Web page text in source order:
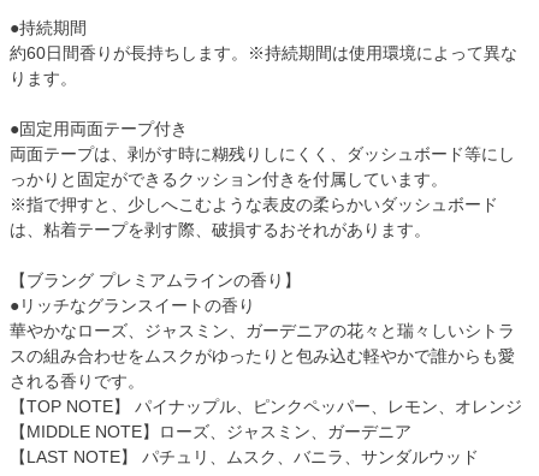
●持続期間
約60日間香りが長持ちします。※持続期間は使用環境によって異な
ります。
●固定用両面テープ付き
両面テープは、剥がす時に糊残りしにくく、ダッシュボード等にし
っかりと固定ができるクッション付きを付属しています。
※指で押すと、少しへこむような表皮の柔らかいダッシュボード
は、粘着テープを剥す際、破損するおそれがあります。
【ブラング プレミアムラインの香り】
●リッチなグランスイートの香り
華やかなローズ、ジャスミン、ガーデニアの花々と瑞々しいシトラ
スの組み合わせをムスクがゆったりと包み込む軽やかで誰からも愛
される香りです。
【TOP NOTE】 パイナップル、ピンクペッパー、レモン、オレンジ
【MIDDLE NOTE】ローズ、ジャスミン、ガーデニア
【LAST NOTE】 パチュリ、ムスク、バニラ、サンダルウッド